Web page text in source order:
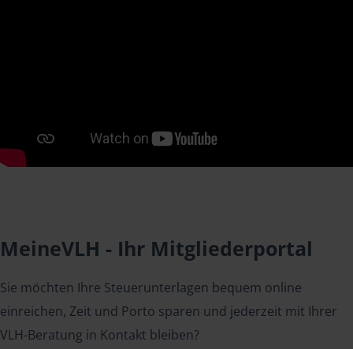
MeineVLH - Ihr Mitgliederportal
Sie möchten Ihre Steuerunterlagen bequem online
einreichen, Zeit und Porto sparen und jederzeit mit Ihrer
VLH-Beratung in Kontakt bleiben?